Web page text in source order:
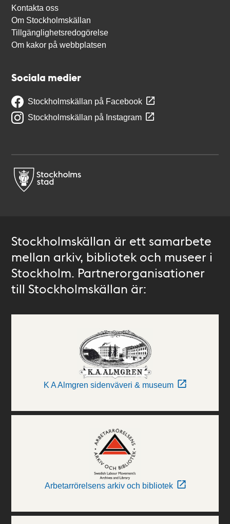
Kontakta oss
Om Stockholmskällan
Tillgänglighetsredogörelse
Om kakor på webbplatsen
Sociala medier
Stockholmskällan på Facebook
Stockholmskällan på Instagram
Stockholmskällan är ett samarbete
mellan arkiv, bibliotek och museer i
Stockholm. Partnerorganisationer
till Stockholmskällan är:
K A Almgren sidenväveri & museum
Arbetarrörelsens arkiv och bibliotek